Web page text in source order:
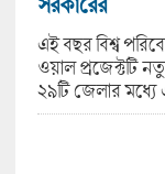
এই বছর বিশ্ব
ওয়াল প্রজেক্টটি
২৯টি জেলার মধ্যে